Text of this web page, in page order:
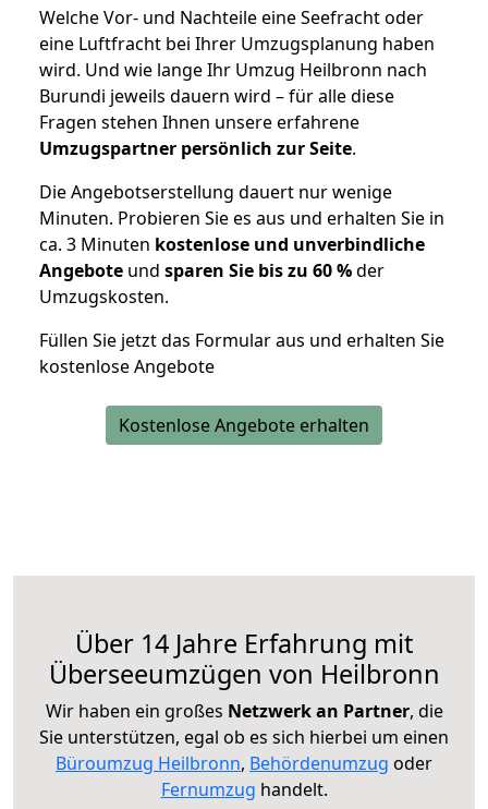
Welche Vor- und Nachteile eine Seefracht oder
eine Luftfracht bei Ihrer Umzugsplanung haben
wird. Und wie lange Ihr Umzug Heilbronn nach
Burundi jeweils dauern wird – für alle diese
Fragen stehen Ihnen unsere erfahrene
Umzugspartner persönlich zur Seite.
Die Angebotserstellung dauert nur wenige
Minuten. Probieren Sie es aus und erhalten Sie in
ca. 3 Minuten kostenlose und unverbindliche
Angebote und sparen Sie bis zu 60 %der
Umzugskosten.
Füllen Sie jetzt das Formular aus und erhalten Sie
kostenlose Angebote
Kostenlose Angebote erhalten
Über 14 Jahre Erfahrung mit
Überseeumzügen von Heilbronn
Wir haben ein großes Netzwerk an Partner, die
Sie unterstützen, egal ob es sich hierbei um einen
Büroumzug Heilbronn, Behördenumzug oder
Fernumzug handelt.